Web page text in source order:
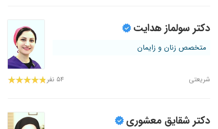
دکتر سولماز هدایت
متخصص زنان و زایمان
شریعتی ۵۴ نفر
دکتر شقایق معشوری